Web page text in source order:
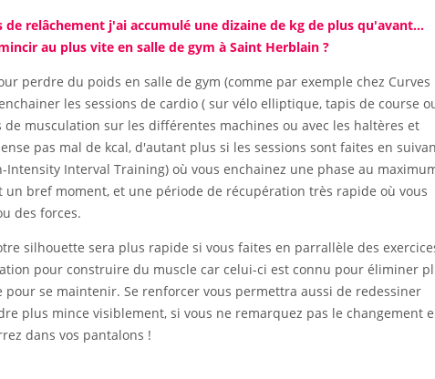
de relâchement j'ai accumulé une dizaine de kg de plus qu'avant...
au plus vite en salle de gym à Saint Herblain ?
perdre du poids en salle de gym (comme par exemple chez Curves
les sessions de cardio ( sur vélo elliptique, tapis de course
de musculation sur les différentes machines ou avec les haltères et
pas mal de kcal, d'autant plus si les sessions sont faites en
Intensity Interval Training) où vous enchainez une phase au
un bref moment, et une période de récupération très rapide où vous
des forces.
silhouette sera plus rapide si vous faites en parrallèle des
pour construire du muscle car celui-ci est connu pour éliminer
pour se maintenir. Se renforcer vous permettra aussi de redessiner
plus mince visiblement, si vous ne remarquez pas le changement
dans vos pantalons !